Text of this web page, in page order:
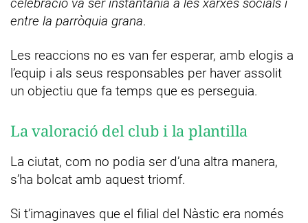
celebració va ser instantània a les xarxes socials i
entre la parròquia grana.
Les reaccions no es van fer esperar, amb elogis a
l’equip i als seus responsables per haver assolit
un objectiu que fa temps que es perseguia.
La valoració del club i la plantilla
La ciutat, com no podia ser d’una altra manera,
s’ha bolcat amb aquest triomf.
Si t’imaginaves que el filial del Nàstic era només